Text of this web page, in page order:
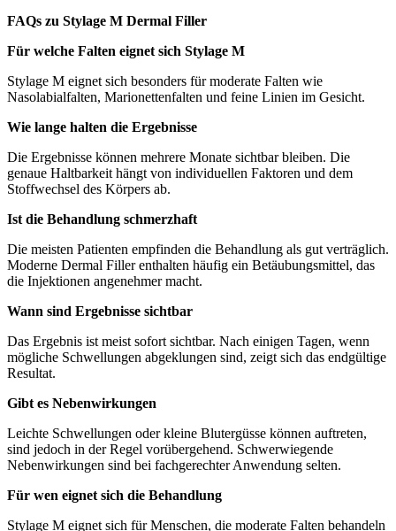
FAQs zu Stylage M Dermal Filler
Für welche Falten eignet sich Stylage M
Stylage M eignet sich besonders für moderate Falten wie
Nasolabialfalten, Marionettenfalten und feine Linien im Gesicht.
Wie lange halten die Ergebnisse
Die Ergebnisse können mehrere Monate sichtbar bleiben. Die
genaue Haltbarkeit hängt von individuellen Faktoren und dem
Stoffwechsel des Körpers ab.
Ist die Behandlung schmerzhaft
Die meisten Patienten empfinden die Behandlung als gut verträglich.
Moderne Dermal Filler enthalten häufig ein Betäubungsmittel, das
die Injektionen angenehmer macht.
Wann sind Ergebnisse sichtbar
Das Ergebnis ist meist sofort sichtbar. Nach einigen Tagen, wenn
mögliche Schwellungen abgeklungen sind, zeigt sich das endgültige
Resultat.
Gibt es Nebenwirkungen
Leichte Schwellungen oder kleine Blutergüsse können auftreten,
sind jedoch in der Regel vorübergehend. Schwerwiegende
Nebenwirkungen sind bei fachgerechter Anwendung selten.
Für wen eignet sich die Behandlung
Stylage M eignet sich für Menschen, die moderate Falten behandeln